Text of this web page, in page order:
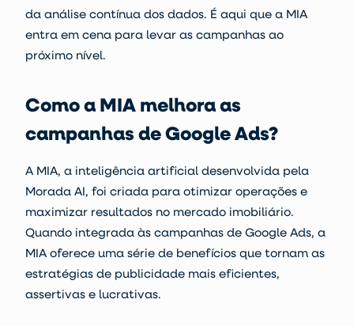
da análise contínua dos dados. É aqui que a MIA
entra em cena para levar as campanhas ao
próximo nível.
Como a MIA melhora as
campanhas de Google Ads?
A MIA, a inteligência artificial desenvolvida pela
Morada AI, foi criada para otimizar operações e
maximizar resultados no mercado imobiliário.
Quando integrada às campanhas de Google Ads, a
MIA oferece uma série de benefícios que tornam as
estratégias de publicidade mais eficientes,
assertivas e lucrativas.